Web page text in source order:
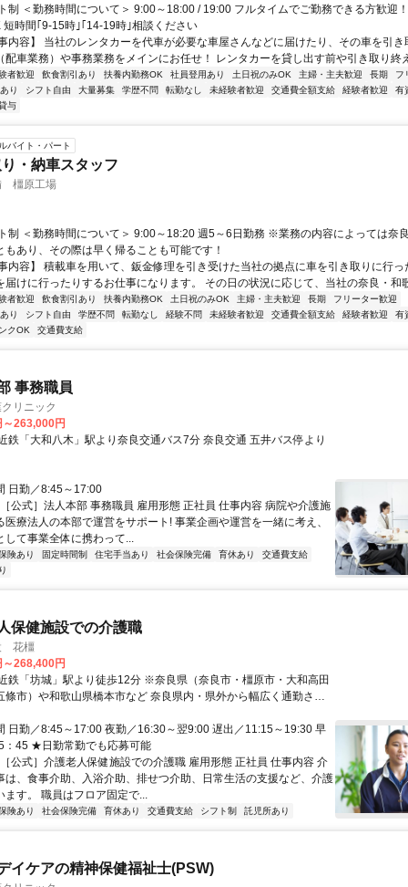
制 ＜勤務時間について＞ 9:00～18:00 / 19:00 フルタイムでご勤務できる方歓迎
短時間｢9-15時｣｢14-19時｣相談ください
内容】 当社のレンタカーを代車が必要な車屋さんなどに届けたり、その車を引き
配車業務）や事務業務をメインにお任せ！ レンタカーを貸し出す前や引き取り終
者歓迎 飲食割引あり 扶養内勤務OK 社員登用あり 土日祝のみOK 主婦・主夫歓迎 長期
フ
り
シフト自由 大量募集 学歴不問 転勤なし 未経験者歓迎 交通費全額支給 経験者歓迎
有
与
バイト・パート
・納車スタッフ
橿原工場
制 ＜勤務時間について＞ 9:00～18:20 週5～6日勤務 ※業務の内容によっては奈
もあり、その際は早く帰ることも可能です！
内容】 積載車を用いて、鈑金修理を引き受けた当社の拠点に車を引き取りに行っ
届けに行ったりするお仕事になります。 その日の状況に応じて、当社の奈良・和
者歓迎 飲食割引あり 扶養内勤務OK 土日祝のみOK 主婦・主夫歓迎 長期
フリーター歓迎
り
シフト自由 学歴不問 転勤なし 経験不問 未経験者歓迎 交通費全額支給 経験者歓迎
有
クOK 交通費支給
事務職員
リニック
263,000円
鉄「大和八木」駅より奈良交通バス7分 奈良交通 五井バス停より
日勤／8:45～17:00
公式］法人本部 事務職員 雇用形態 正社員 仕事内容 病院や介護施
医療法人の本部で運営をサポート! 事業企画や運営を一緒に考え、
して事業全体に携わって...
険あり 固定時間制 住宅手当あり 社会保険完備 育休あり
交通費支給
保健施設での介護職
花橿
268,400円
より徒歩12分 ※奈良県（奈良市・橿原市・大和高田
條市）や和歌山県橋本市など 奈良県内・県外から幅広く通勤され
日勤／8:45～17:00 夜勤／16:30～翌9:00 遅出／11:15～19:30 早
：45 ★日勤常勤でも応募可能
公式］介護老人保健施設での介護職 雇用形態 正社員 仕事内容 介
は、食事介助、入浴介助、排せつ介助、日常生活の支援など、介護
ます。 職員はフロア固定で...
険あり 社会保険完備 育休あり 交通費支給 シフト制 託児所あり
イケアの精神保健福祉士(PSW)